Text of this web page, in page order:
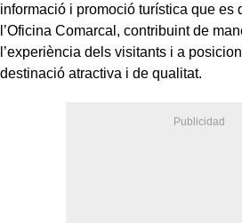
informació i promoció turística que es
l’Oficina Comarcal, contribuint de
l’experiència dels visitants i a
destinació atractiva i de qualitat.